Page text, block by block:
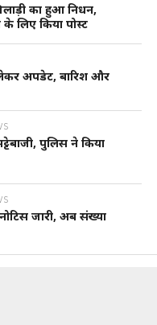
का हुआ निधन,
लिए किया पोस्ट
अपडेट, बारिश और
पुलिस ने किया
जारी, अब संख्या